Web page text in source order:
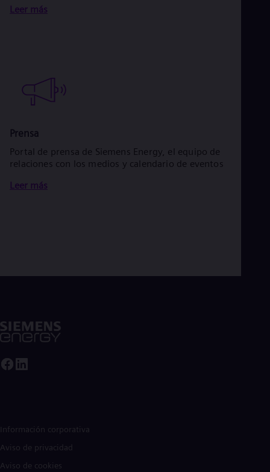
Leer más
Prensa
Portal de prensa de Siemens Energy, el equipo de
relaciones con los medios y calendario de eventos
Leer más
Información corporativa
Aviso de privacidad
Aviso de cookies